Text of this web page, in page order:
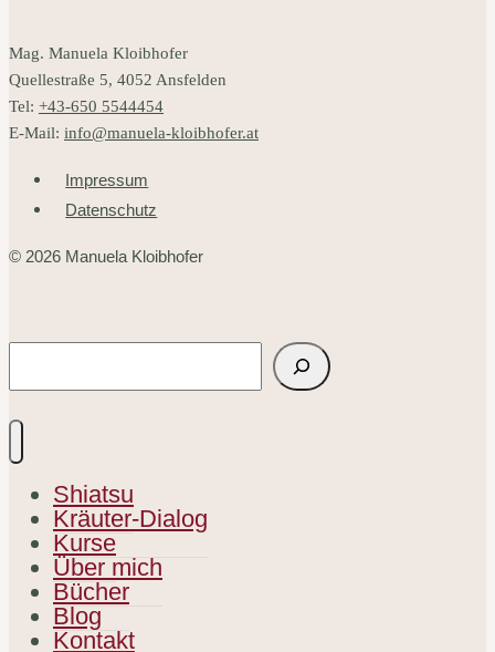
Mag. Manuela Kloibhofer
Quellestraße 5, 4052 Ansfelden
Tel: +43-650 5544454
E-Mail: info@manuela-kloibhofer.at
Impressum
Datenschutz
© 2026 Manuela Kloibhofer
Shiatsu
Kräuter-Dialog
Kurse
Über mich
Bücher
Blog
Kontakt